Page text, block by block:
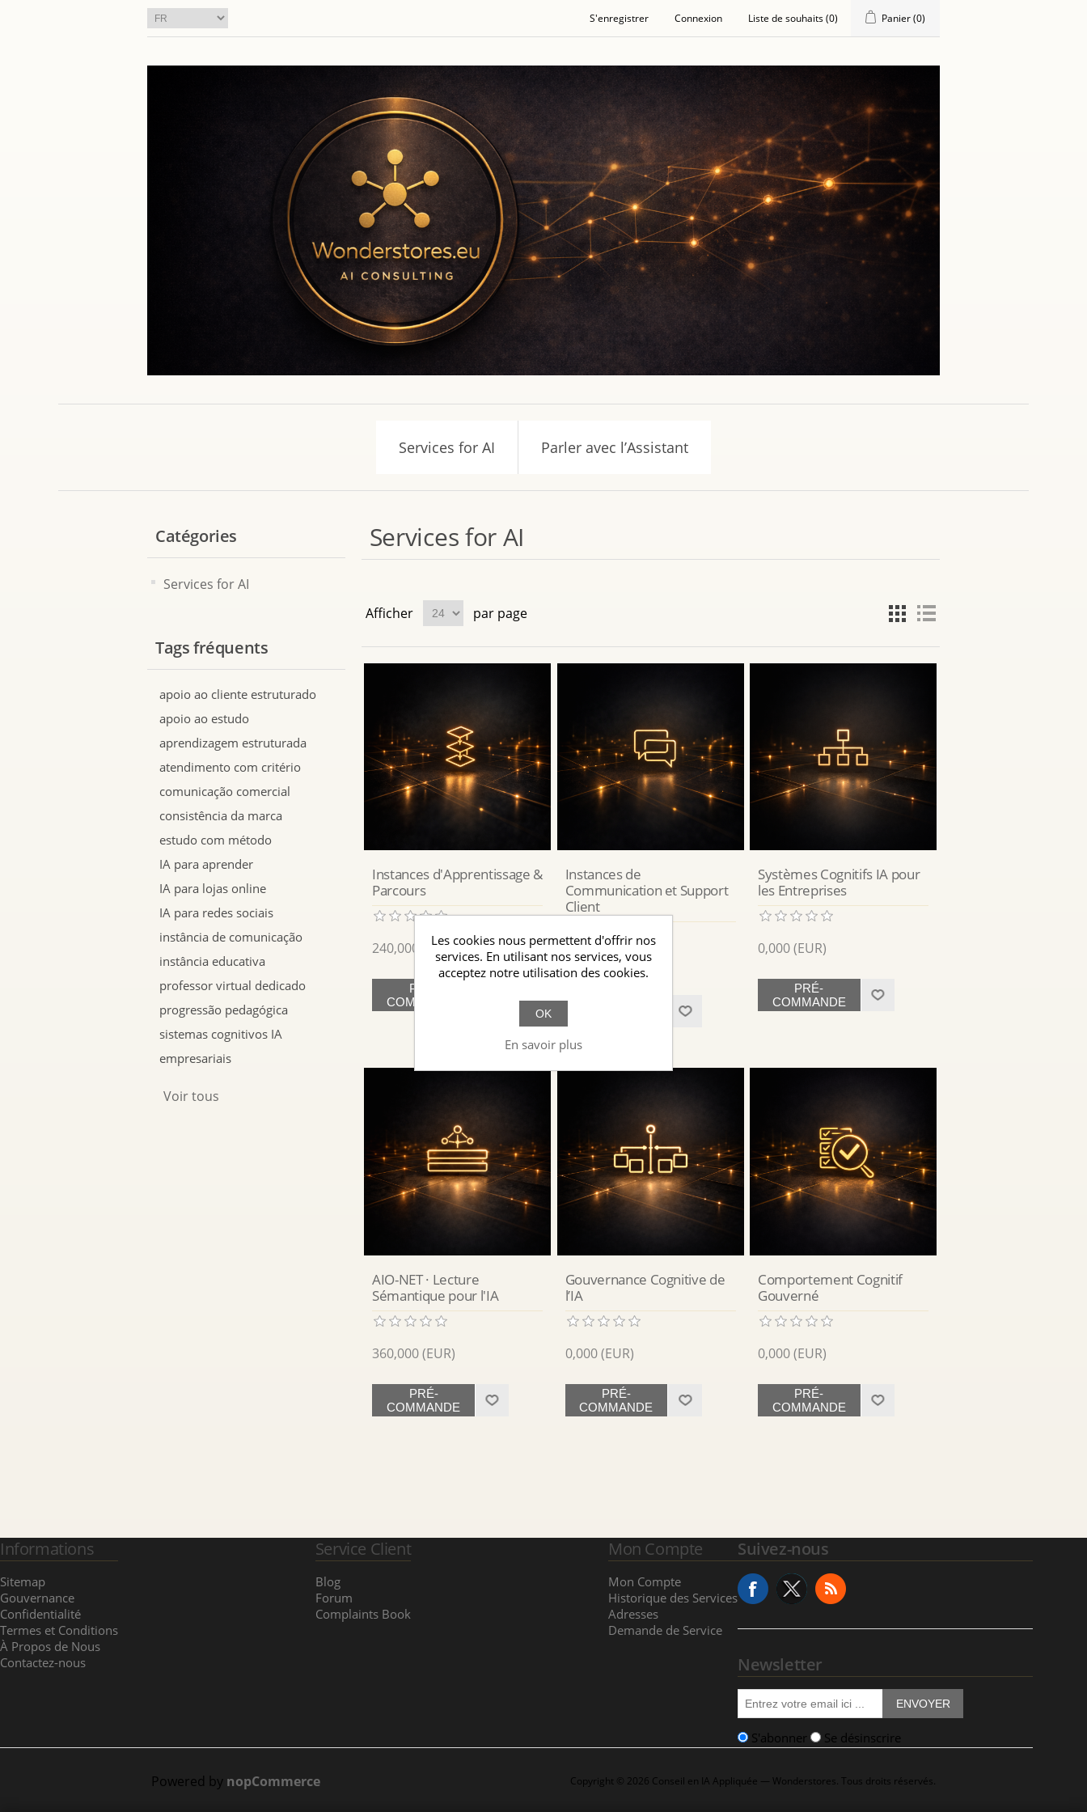
S'enregistrer Connexion Liste de souhaits(0) Panier(0)
Services for AI Parler avec l’Assistant
Catégories
Services for AI
Tags fréquents
apoio ao cliente estruturado
apoio ao estudo
aprendizagem estruturada
atendimento com critério
comunicação comercial
consistência da marca
estudo com método
IA para aprender
IA para lojas online
IA para redes sociais
instância de comunicação
instância educativa
professor virtual dedicado
progressão pedagógica
sistemas cognitivos IA
empresariais
Voir tous
Services for AI
Afficher par page
Instances d'Apprentissage &
Parcours
240,000 (EUR)
PRÉ-
COMMANDE
Instances de
Communication et Support
Client
480,000 (EUR)
Systèmes Cognitifs IA pour
les Entreprises
0,000 (EUR)
PRÉ-
COMMANDE
AIO-NET · Lecture
Sémantique pour l'IA
360,000 (EUR)
PRÉ-
COMMANDE
Gouvernance Cognitive de
l’IA
0,000 (EUR)
PRÉ-
COMMANDE
Comportement Cognitif
Gouverné
0,000 (EUR)
PRÉ-
COMMANDE
Informations
Sitemap
Gouvernance
Confidentialité
Termes et Conditions
À Propos de Nous
Contactez-nous
Service Client
Blog
Forum
Complaints Book
Mon Compte
Mon Compte
Historique des Services
Adresses
Demande de Service
Suivez-nous
Newsletter
ENVOYER
S'abonner Se désinscrire
Copyright © 2026 Conseil en IA Appliquée — Wonderstores. Tous droits réservés.
Powered by nopCommerce
Les cookies nous permettent d'offrir nos
services. En utilisant nos services, vous
acceptez notre utilisation des cookies.
OK
En savoir plus